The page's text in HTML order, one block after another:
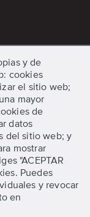
y de
cookies
el sitio web;
mayor
de
datos
del sitio web; y
mostrar
"ACEPTAR
Puedes
y revocar
en